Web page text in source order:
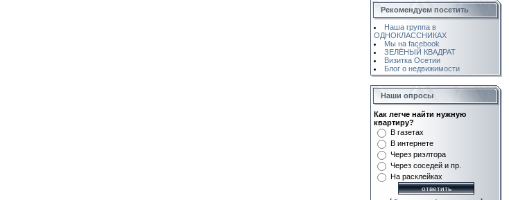
Рекомендуем посетить
Наша группа в
ОДНОКЛАССНИКАХ
Мы на facebook
ЗЕЛЁНЫЙ КВАДРАТ
Визитка Осетии
Блог о недвижимости
Наши опросы
Как легче найти нужную
квартиру?
В газетах
В интернете
Через риэлтора
Через соседей и пр.
На расклейках